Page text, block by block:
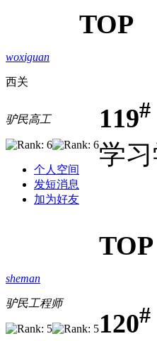
TOP
woxiguan
西关
驴民高工
个人空间
发短消息
加为好友
119#
学
TOP
sheman
驴民工程师
120#